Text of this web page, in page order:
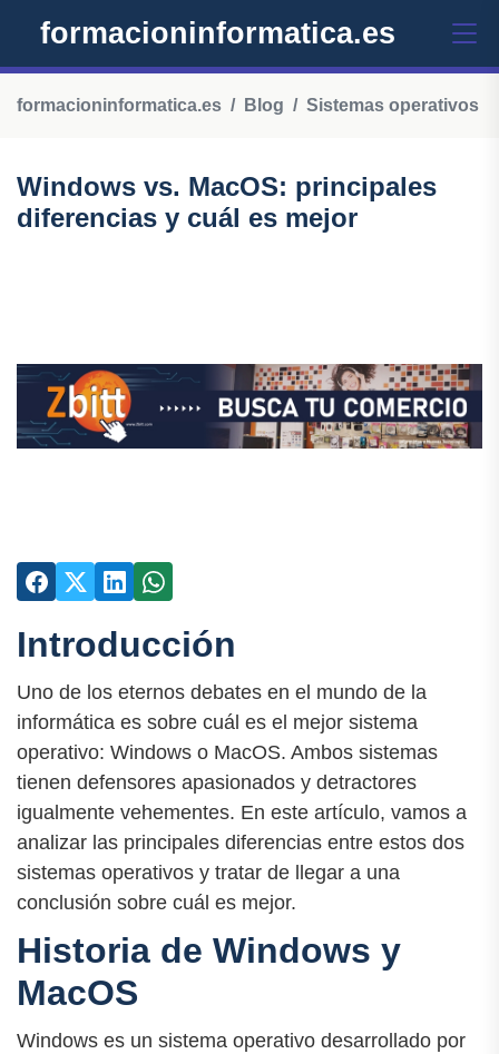
formacioninformatica.es
formacioninformatica.es Blog Sistemas operativos
Windows vs. MacOS: principales
diferencias y cuál es mejor
Introducción
Uno de los eternos debates en el mundo de la
informática es sobre cuál es el mejor sistema
operativo: Windows o MacOS. Ambos sistemas
tienen defensores apasionados y detractores
igualmente vehementes. En este artículo, vamos a
analizar las principales diferencias entre estos dos
sistemas operativos y tratar de llegar a una
conclusión sobre cuál es mejor.
Historia de Windows y
MacOS
Windows es un sistema operativo desarrollado por